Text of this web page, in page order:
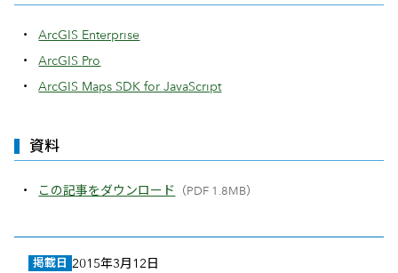
掲載日 2015年3月12日
ArcGIS Enterprise
ArcGIS Pro
ArcGIS Maps SDK for JavaScript
資料
この記事をダウンロード （PDF 1.8MB）